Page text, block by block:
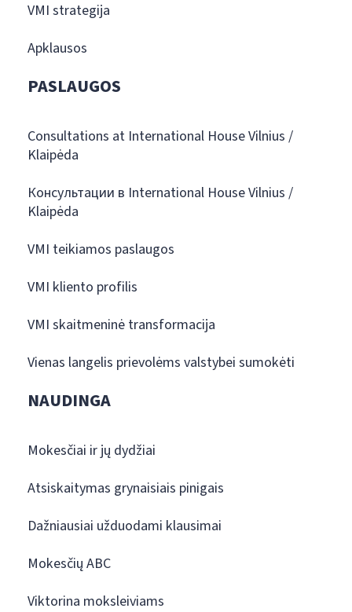
VMI strategija
Apklausos
PASLAUGOS
Consultations at International House Vilnius /
Klaipėda
Консультации в International House Vilnius /
Klaipėda
VMI teikiamos paslaugos
VMI kliento profilis
VMI skaitmeninė transformacija
Vienas langelis prievolėms valstybei sumokėti
NAUDINGA
Mokesčiai ir jų dydžiai
Atsiskaitymas grynaisiais pinigais
Dažniausiai užduodami klausimai
Mokesčių ABC
Viktorina moksleiviams